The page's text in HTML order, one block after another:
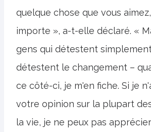
quelque chose que vous
importe », a-t-elle déclaré. «
gens qui détestent
détestent le changement –
ce côté-ci, je m'en fiche. Si je
votre opinion sur la plupart
la vie, je ne peux pas